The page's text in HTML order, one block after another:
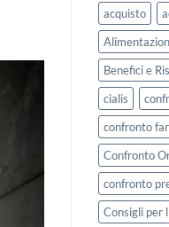
acquisto
Benefici e
cialis
confronto
Confronto
confronto
Consigli per